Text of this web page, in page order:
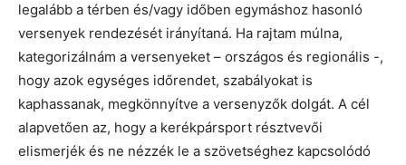
legalább a térben és/vagy időben egymáshoz hasonló
versenyek rendezését irányítaná. Ha rajtam múlna,
kategorizálnám a versenyeket – országos és regionális -,
hogy azok egységes időrendet, szabályokat is
kaphassanak, megkönnyítve a versenyzők dolgát. A cél
alapvetően az, hogy a kerékpársport résztvevői
elismerjék és ne nézzék le a szövetséghez kapcsolódó